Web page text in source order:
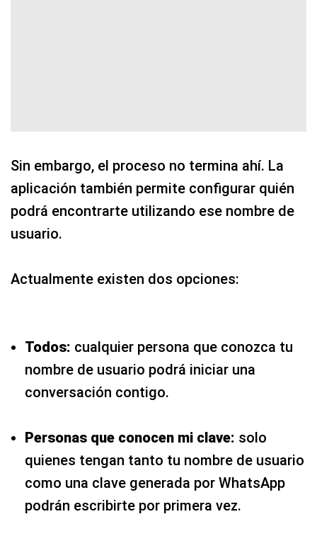
Sin embargo, el proceso no termina ahí. La
aplicación también permite configurar quién
podrá encontrarte utilizando ese nombre de
usuario.
Actualmente existen dos opciones:
Todos: cualquier persona que conozca tu
nombre de usuario podrá iniciar una
conversación contigo.
Personas que conocen mi clave: solo
quienes tengan tanto tu nombre de usuario
como una clave generada por WhatsApp
podrán escribirte por primera vez.